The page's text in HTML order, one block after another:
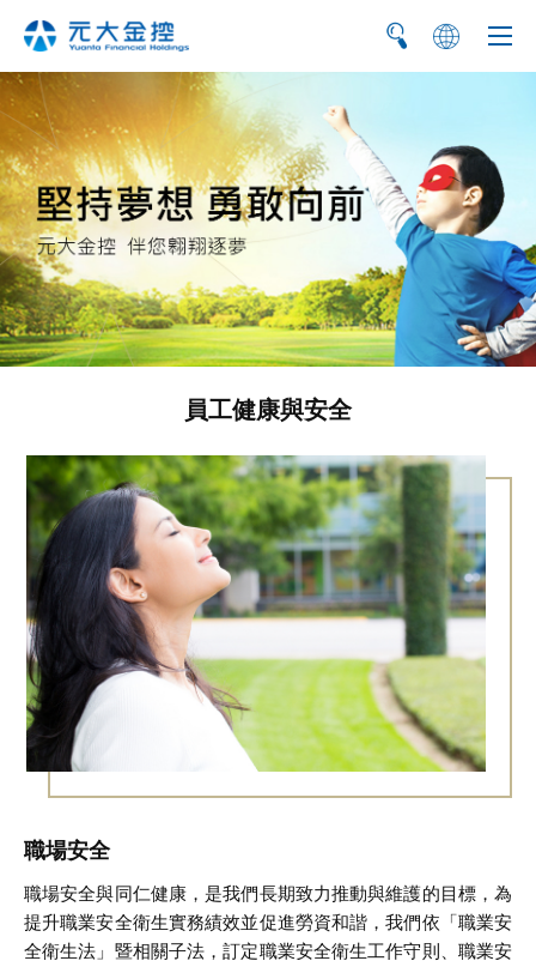
简 EN
員工健康與安全
職場安全
職場安全與同仁健康，是我們長期致力推動與維護的目標，為
提升職業安全衛生實務績效並促進勞資和諧，我們依「職業安
全衛生法」暨相關子法，訂定職業安全衛生工作守則、職業安